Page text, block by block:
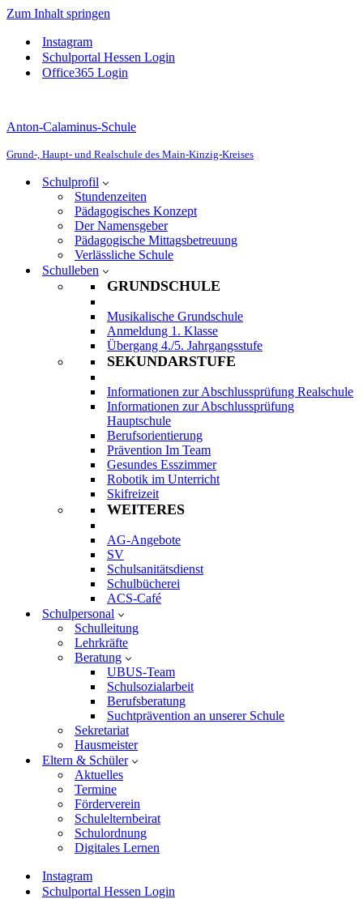
Zum Inhalt springen
Instagram
Schulportal Hessen Login
Office365 Login
Anton-Calaminus-Schule
Grund-, Haupt- und Realschule des Main-Kinzig-Kreises
Schulprofil
Stundenzeiten
Pädagogisches Konzept
Der Namensgeber
Pädagogische Mittagsbetreuung
Verlässliche Schule
Schulleben
GRUNDSCHULE
Musikalische Grundschule
Anmeldung 1. Klasse
Übergang 4./5. Jahrgangsstufe
SEKUNDARSTUFE
Informationen zur Abschlussprüfung Realschule
Informationen zur Abschlussprüfung
Hauptschule
Berufsorientierung
Prävention Im Team
Gesundes Esszimmer
Robotik im Unterricht
Skifreizeit
WEITERES
AG-Angebote
SV
Schulsanitätsdienst
Schulbücherei
ACS-Café
Schulpersonal
Schulleitung
Lehrkräfte
Beratung
UBUS-Team
Schulsozialarbeit
Berufsberatung
Suchtprävention an unserer Schule
Sekretariat
Hausmeister
Eltern & Schüler
Aktuelles
Termine
Förderverein
Schulelternbeirat
Schulordnung
Digitales Lernen
Instagram
Schulportal Hessen Login